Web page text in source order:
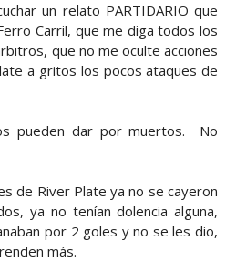
un relato PARTIDARIO que
Carril, que me diga todos los
que no me oculte acciones
a gritos los pocos ataques de
pueden dar por muertos. No
de River Plate ya no se cayeron
ya no tenían dolencia alguna,
por 2 goles y no se les dio,
más.